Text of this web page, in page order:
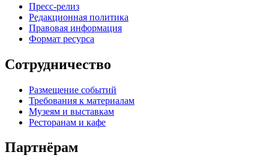
Пресс-релиз
Редакционная политика
Правовая информация
Формат ресурса
Сотрудничество
Размещение событий
Требования к материалам
Музеям и выставкам
Ресторанам и кафе
Партнёрам